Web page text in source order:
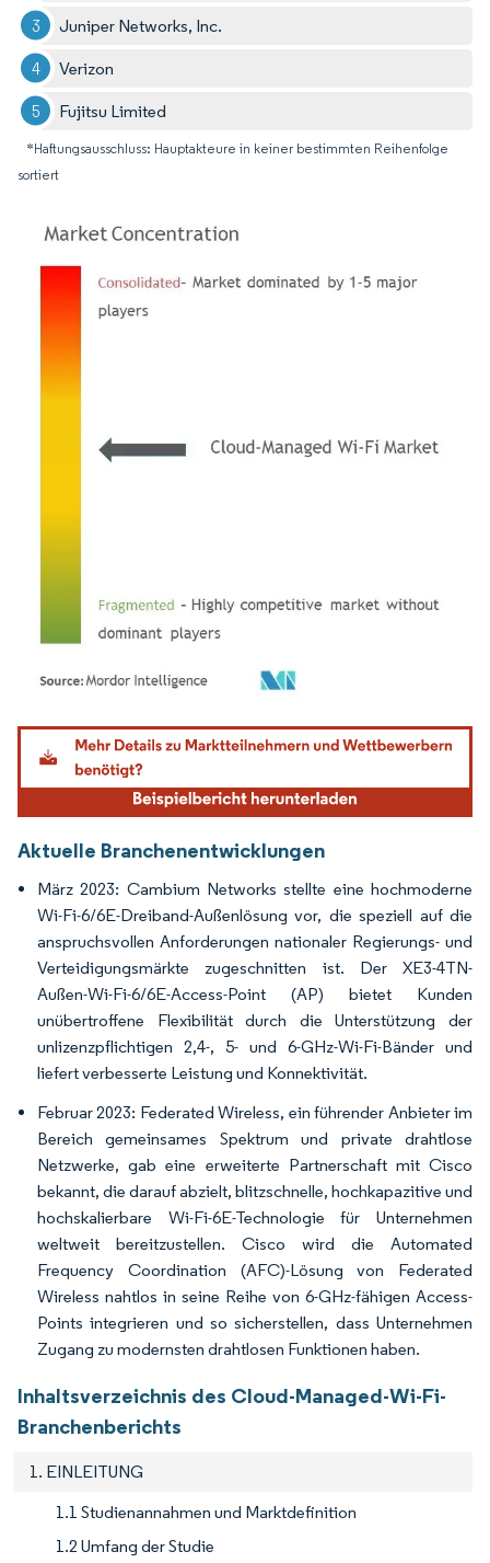
Juniper Networks, Inc.
Verizon
Fujitsu Limited
*Haftungsausschluss: Hauptakteure in keiner bestimmten Reihenfolge
sortiert
Bild © Mordor Intelligence. Wiederverwendung erfordert Namensnennung gemäß
Aktuelle Branchenentwicklungen
März 2023: Cambium Networks stellte eine hochmoderne
Wi-Fi-6/6E-Dreiband-Außenlösung vor, die speziell auf die
anspruchsvollen Anforderungen nationaler Regierungs- und
Verteidigungsmärkte zugeschnitten ist. Der XE3-4TN-
Außen-Wi-Fi-6/6E-Access-Point (AP) bietet Kunden
unübertroffene Flexibilität durch die Unterstützung der
unlizenzpflichtigen 2,4-, 5- und 6-GHz-Wi-Fi-Bänder und
liefert verbesserte Leistung und Konnektivität.
Februar 2023: Federated Wireless, ein führender Anbieter im
Bereich gemeinsames Spektrum und private drahtlose
Netzwerke, gab eine erweiterte Partnerschaft mit Cisco
bekannt, die darauf abzielt, blitzschnelle, hochkapazitive und
hochskalierbare Wi-Fi-6E-Technologie für Unternehmen
weltweit bereitzustellen. Cisco wird die Automated
Frequency Coordination (AFC)-Lösung von Federated
Wireless nahtlos in seine Reihe von 6-GHz-fähigen Access-
Points integrieren und so sicherstellen, dass Unternehmen
Zugang zu modernsten drahtlosen Funktionen haben.
Inhaltsverzeichnis des Cloud-Managed-Wi-Fi-
Branchenberichts
1. EINLEITUNG
1.1 Studienannahmen und Marktdefinition
1.2 Umfang der Studie